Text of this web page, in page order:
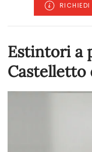
Estintori a
Castelletto